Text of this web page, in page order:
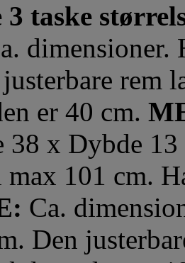
taske
dimensioner.
rem
er 40 cm.
38 x Dybde
101 cm.
Ca.
Den